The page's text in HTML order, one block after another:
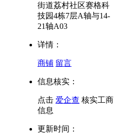
街道荔村社区赛格科
技园4栋7层A轴与14-
21轴A03
详情：
商铺 留言
信息核实：
点击 爱企查 核实工商
信息
更新时间：